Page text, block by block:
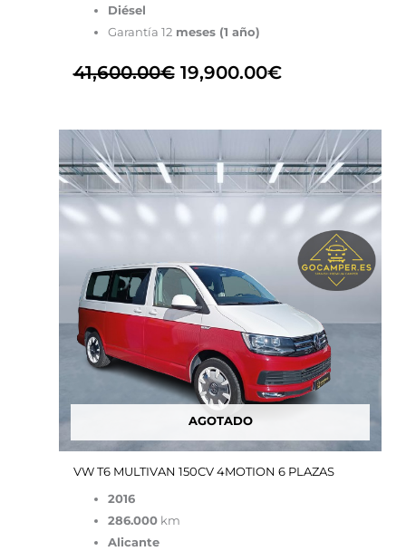
Diésel
Garantía 12meses (1 año)
41,600.00€ 19,900.00€
AGOTADO
VW T6 MULTIVAN 150CV 4MOTION 6 PLAZAS
2016
286.000km
Alicante
precio
original
era:
El
precio
actual
es:
26,600.00€.